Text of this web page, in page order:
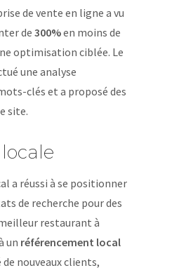
de vente en ligne a vu
de 300%en moins de
optimisation ciblée. Le
une analyse
clés et a proposé des
site.
a réussi à se positionner
de recherche pour des
restaurant à
un référencement local
nouveaux clients,